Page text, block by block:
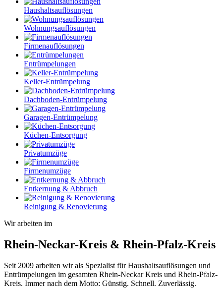
Haushaltsauflösungen
Wohnungsauflösungen
Firmenauflösungen
Entrümpelungen
Keller-Entrümpelung
Dachboden-Entrümpelung
Garagen-Entrümpelung
Küchen-Entsorgung
Privatumzüge
Firmenumzüge
Entkernung & Abbruch
Reinigung & Renovierung
Wir arbeiten im
Rhein-Neckar-Kreis & Rhein-Pfalz-Kreis
Seit 2009 arbeiten wir als Spezialist für Haushaltsauflösungen und
Entrümpelungen im gesamten Rhein-Neckar Kreis und Rhein-Pfalz-
Kreis. Immer nach dem Motto: Günstig. Schnell. Zuverlässig.